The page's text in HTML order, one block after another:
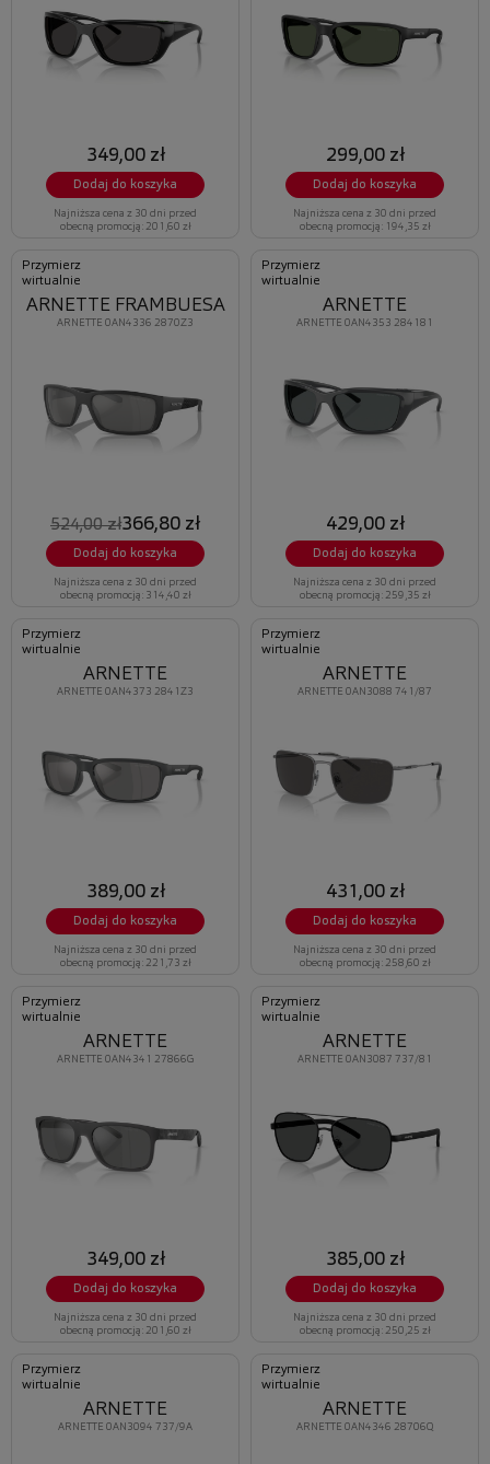
349,00 zł
Dodaj do koszyka
Najniższa cena z 30 dni przed
obecną promocją: 201,60 zł
299,00 zł
Dodaj do koszyka
Najniższa cena z 30 dni przed
obecną promocją: 194,35 zł
Przymierz
wirtualnie
ARNETTE 0AN4336 2870Z3
ARNETTE FRAMBUESA
524,00 zł366,80 zł
Dodaj do koszyka
Najniższa cena z 30 dni przed
obecną promocją: 314,40 zł
Przymierz
wirtualnie
ARNETTE 0AN4353 284181
ARNETTE
429,00 zł
Dodaj do koszyka
Najniższa cena z 30 dni przed
obecną promocją: 259,35 zł
Przymierz
wirtualnie
ARNETTE 0AN4373 2841Z3
ARNETTE
389,00 zł
Dodaj do koszyka
Najniższa cena z 30 dni przed
obecną promocją: 221,73 zł
Przymierz
wirtualnie
ARNETTE 0AN3088 741/87
ARNETTE
431,00 zł
Dodaj do koszyka
Najniższa cena z 30 dni przed
obecną promocją: 258,60 zł
Przymierz
wirtualnie
ARNETTE 0AN4341 27866G
ARNETTE
349,00 zł
Dodaj do koszyka
Najniższa cena z 30 dni przed
obecną promocją: 201,60 zł
Przymierz
wirtualnie
ARNETTE 0AN3087 737/81
ARNETTE
385,00 zł
Dodaj do koszyka
Najniższa cena z 30 dni przed
obecną promocją: 250,25 zł
Przymierz
wirtualnie
ARNETTE 0AN3094 737/9A
ARNETTE
Przymierz
wirtualnie
ARNETTE 0AN4346 28706Q
ARNETTE